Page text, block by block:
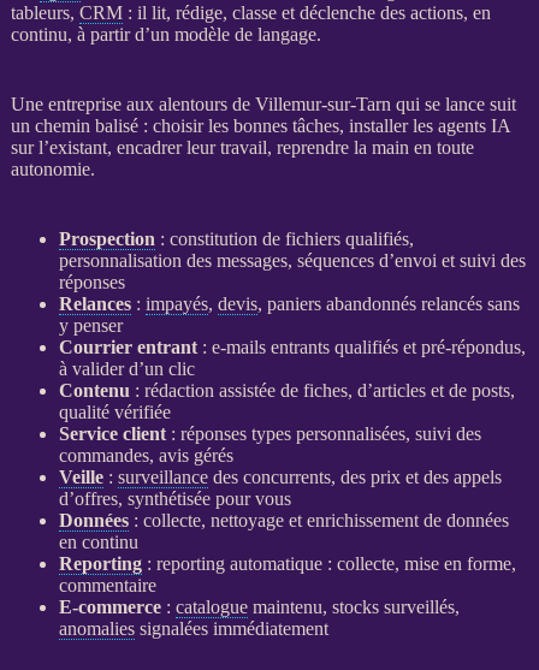
tableurs, CRM: il lit, rédige, classe et déclenche des actions, en
continu, à partir d’un modèle de langage.
Une entreprise aux alentours de Villemur-sur-Tarn qui se lance suit
un chemin balisé : choisir les bonnes tâches, installer les agents IA
sur l’existant, encadrer leur travail, reprendre la main en toute
autonomie.
Prospection : constitution de fichiers qualifiés,
personnalisation des messages, séquences d’envoi et suivi des
réponses
Relances: impayés, devis, paniers abandonnés relancés sans
y penser
Courrier entrant: e-mails entrants qualifiés et pré-répondus,
à valider d’un clic
Contenu : rédaction assistée de fiches, d’articles et de posts,
qualité vérifiée
Service client: réponses types personnalisées, suivi des
commandes, avis gérés
Veille: surveillancedes concurrents, des prix et des appels
d’offres, synthétisée pour vous
Données: collecte, nettoyage et enrichissement de données
en continu
Reporting: reportingautomatique : collecte, mise en forme,
commentaire
E-commerce: cataloguemaintenu, stocks surveillés,
anomaliessignalées immédiatement